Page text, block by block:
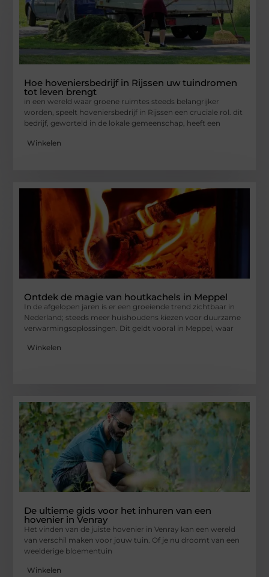
Hoe hoveniersbedrijf in Rijssen uw tuindromen
tot leven brengt
in een wereld waar groene ruimtes steeds belangrijker
worden, speelt hoveniersbedrijf in Rijssen een cruciale rol. dit
bedrijf, geworteld in de lokale gemeenschap, heeft een
Winkelen
Ontdek de magie van houtkachels in Meppel
In de afgelopen jaren is er een groeiende trend zichtbaar in
Nederland; steeds meer huishoudens kiezen voor duurzame
verwarmingsoplossingen. Dit geldt vooral in Meppel, waar
Winkelen
De ultieme gids voor het inhuren van een
hovenier in Venray
Het vinden van de juiste hovenier in Venray kan een wereld
van verschil maken voor jouw tuin. Of je nu droomt van een
weelderige bloementuin
Winkelen